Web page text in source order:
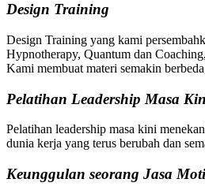
Design Training
Design Training yang kami
Hypnotherapy, Quantum dan
Kami membuat materi semakin
Pelatihan Leadership Masa
Pelatihan leadership masa kini
dunia kerja yang terus berubah dan
Keunggulan seorang Jasa